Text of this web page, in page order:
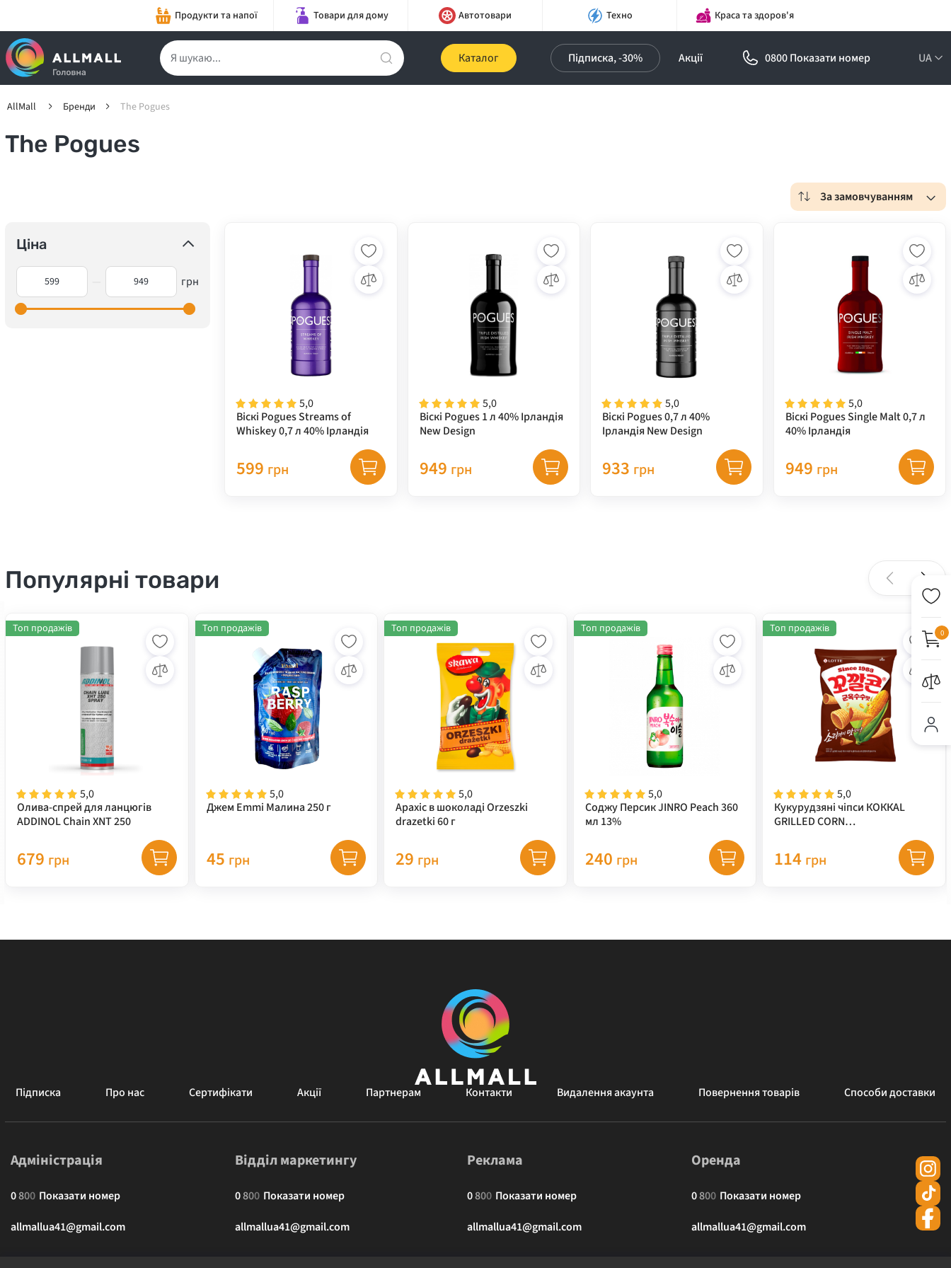
Продукти та напої Товари для дому Автотовари Техно Краса та здоров'я
Каталог Підписка, -30% Акції 0800 Показати номер UA
0
AllMall Бренди The Pogues
The Pogues
За замовчуванням
Ціна
грн
5,0
Віскі Pogues Streams of
Whiskey 0,7 л 40% Ірландія
599 грн
5,0
Віскі Pogues 1 л 40% Ірландія
New Design
949 грн
5,0
Віскі Pogues 0,7 л 40%
Ірландія New Design
933 грн
5,0
Віскі Pogues Single Malt 0,7 л
40% Ірландія
949 грн
Популярні товари
5,0
Олива-спрей для ланцюгів
ADDINOL Chain XNT 250
Топ продажів
679 грн
5,0
Джем Emmi Малина 250 г
Топ продажів
45 грн
5,0
Арахіс в шоколаді Orzeszki
drazetki 60 г
Топ продажів
29 грн
5,0
Соджу Персик JINRO Peach 360
мл 13%
Топ продажів
240 грн
5,0
Кукурудзяні чіпси КОККАL
GRILLED CORN
67 г
Топ продажів
114 грн
Підписка Про нас Сертифікати Акції Партнерам Контакти Видалення акаунта Повернення товарів Способи доставки
Адміністрація
0800 Показати номер
allmallua41@gmail.com
Відділ маркетингу
0800 Показати номер
allmallua41@gmail.com
Реклама
0800 Показати номер
allmallua41@gmail.com
Оренда
0800 Показати номер
allmallua41@gmail.com